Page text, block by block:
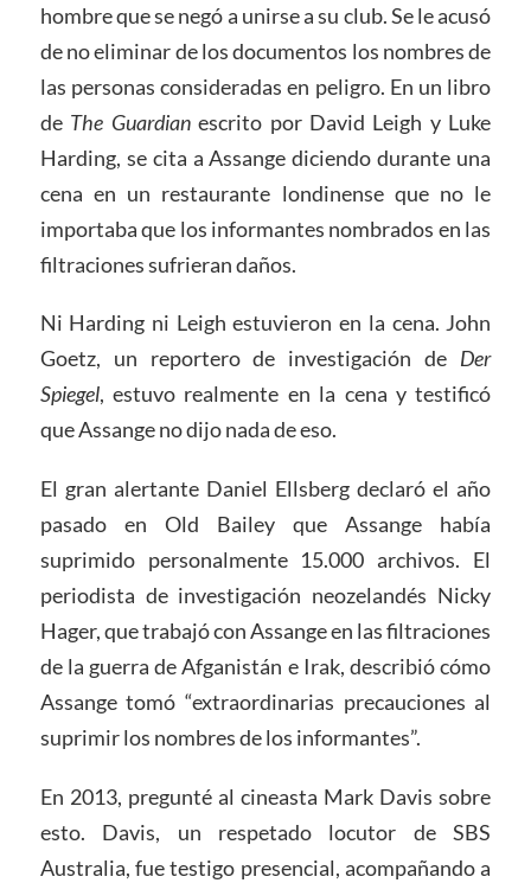
hombre que se negó a unirse a su club. Se le acusó
de no eliminar de los documentos los nombres de
las personas consideradas en peligro. En un libro
de The Guardianescrito por David Leigh y Luke
Harding, se cita a Assange diciendo durante una
cena en un restaurante londinense que no le
importaba que los informantes nombrados en las
filtraciones sufrieran daños.
Ni Harding ni Leigh estuvieron en la cena. John
Goetz, un reportero de investigación de Der
Spiegel, estuvo realmente en la cena y testificó
que Assange no dijo nada de eso.
El gran alertante Daniel Ellsberg declaró el año
pasado en Old Bailey que Assange había
suprimido personalmente 15.000 archivos. El
periodista de investigación neozelandés Nicky
Hager, que trabajó con Assange en las filtraciones
de la guerra de Afganistán e Irak, describió cómo
Assange tomó “extraordinarias precauciones al
suprimir los nombres de los informantes”.
En 2013, pregunté al cineasta Mark Davis sobre
esto. Davis, un respetado locutor de SBS
Australia, fue testigo presencial, acompañando a